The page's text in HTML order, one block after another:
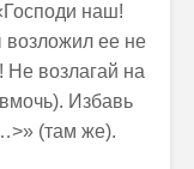
наш!
возложил ее не
Не возлагай на
Избавь
(там же).